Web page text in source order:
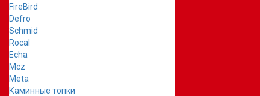
FireBird
Defro
Schmid
Rocal
Echa
Mcz
Meta
Каминные топки